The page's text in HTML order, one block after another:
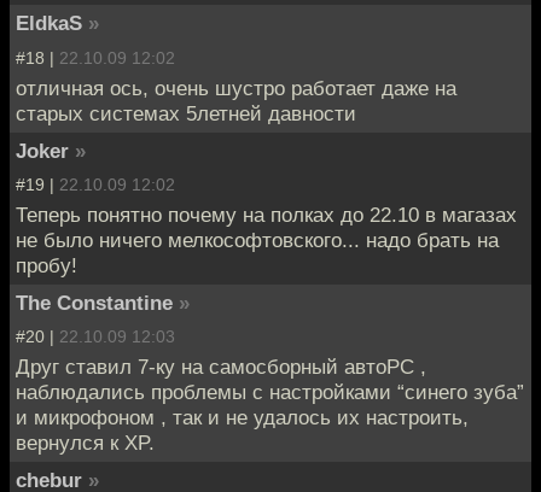
EldkaS »
#18 | 22.10.09 12:02
отличная ось, очень шустро работает даже на
старых системах 5летней давности
Joker »
#19 | 22.10.09 12:02
Теперь понятно почему на полках до 22.10 в магазах
не было ничего мелкософтовского... надо брать на
пробу!
The Constantine »
#20 | 22.10.09 12:03
Друг ставил 7-ку на самоcборный автоPC ,
наблюдались проблемы с настройками “синего зуба”
и микрофоном , так и не удалось их настроить,
вернулся к XP.
chebur »